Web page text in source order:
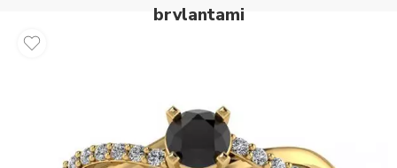
brylantami